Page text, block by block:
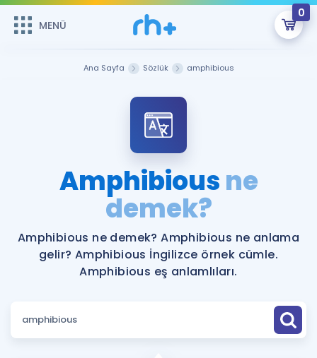
MENÜ
0
Şifremi Hatırlamıyorum
Sepetin Şu An Boş.
Remzi Hoca ile seni sınava hazırlayacak onlarca eğitim seni
bekliyor!
MENÜ
Katılımcı Görüşleri
Faydalı Araçlar
Ücretsiz Kaynaklar
İngilizce Gramer
Ana Sayfa Sözlük amphibious
Amphibiousne
demek?
Amphibious ne demek? Amphibious ne anlama
gelir? Amphibious İngilizce örnek cümle.
Amphibious eş anlamlıları.